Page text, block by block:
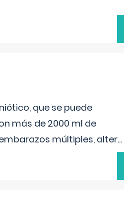
que se puede
más de 2000 ml de
múltiples, alter...